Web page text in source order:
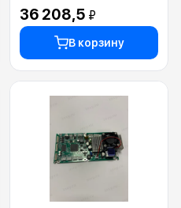
36 208,5 ₽
В корзину